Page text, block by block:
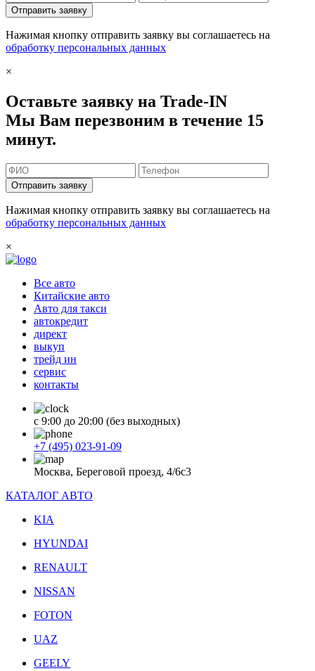
Отправить заявку
Нажимая кнопку отправить заявку вы соглашаетесь на
обработку персональных данных
×
Оставьте заявку на Trade-IN
Мы Вам перезвоним в течение 15
минут.
Отправить заявку
Нажимая кнопку отправить заявку вы соглашаетесь на
обработку персональных данных
×
Все авто
Китайские авто
Авто для такси
автокредит
директ
выкуп
трейд ин
сервис
контакты
с 9:00 до 20:00 (без выходных)
+7 (495) 023-91-09
Москва, Береговой проезд, 4/6с3
КАТАЛОГ АВТО
KIA
HYUNDAI
RENAULT
NISSAN
FOTON
UAZ
GEELY